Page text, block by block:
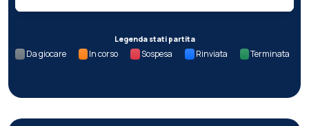
Legenda stati partita
Da giocare In corso Sospesa Rinviata Terminata